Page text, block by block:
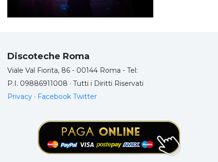
Discoteche Roma
Viale Val Fiorita, 86 - 00144 Roma - Tel:
P.I. 09886911008 · Tutti i Diritti Riservati
Privacy · Facebook Twitter